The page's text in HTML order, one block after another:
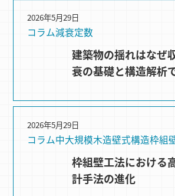
コラム減衰定数
2026年5月29日
建築物の揺れはなぜ
衰の基礎と構造解析
コラム中大規模木造壁式構造枠組
2026年5月29日
枠組壁工法における
計手法の進化